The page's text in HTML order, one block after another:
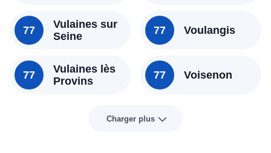
77
Vulaines sur
Seine
77
Vulaines lès
Provins
77 Voulangis
77 Voisenon
Charger plus